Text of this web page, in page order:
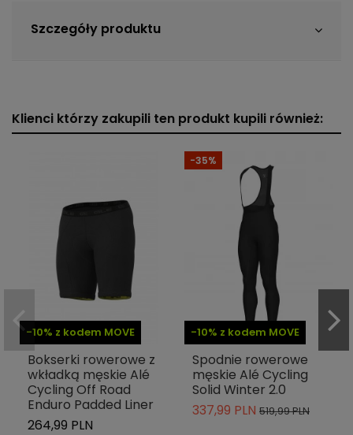
Szczegóły produktu
Klienci którzy zakupili ten produkt kupili również:
-10% z kodem MOVE
Bokserki rowerowe z
wkładką męskie Alé
Cycling Off Road
Enduro Padded Liner
264,99 PLN
-10% z kodem MOVE
-35%
Spodnie rowerowe
męskie Alé Cycling
Solid Winter 2.0
337,99 PLN 519,99 PLN